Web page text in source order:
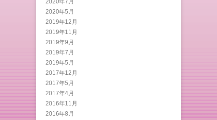
2020年5月
2019年12月
2019年11月
2019年9月
2019年7月
2019年5月
2017年12月
2017年5月
2017年4月
2016年11月
2016年8月